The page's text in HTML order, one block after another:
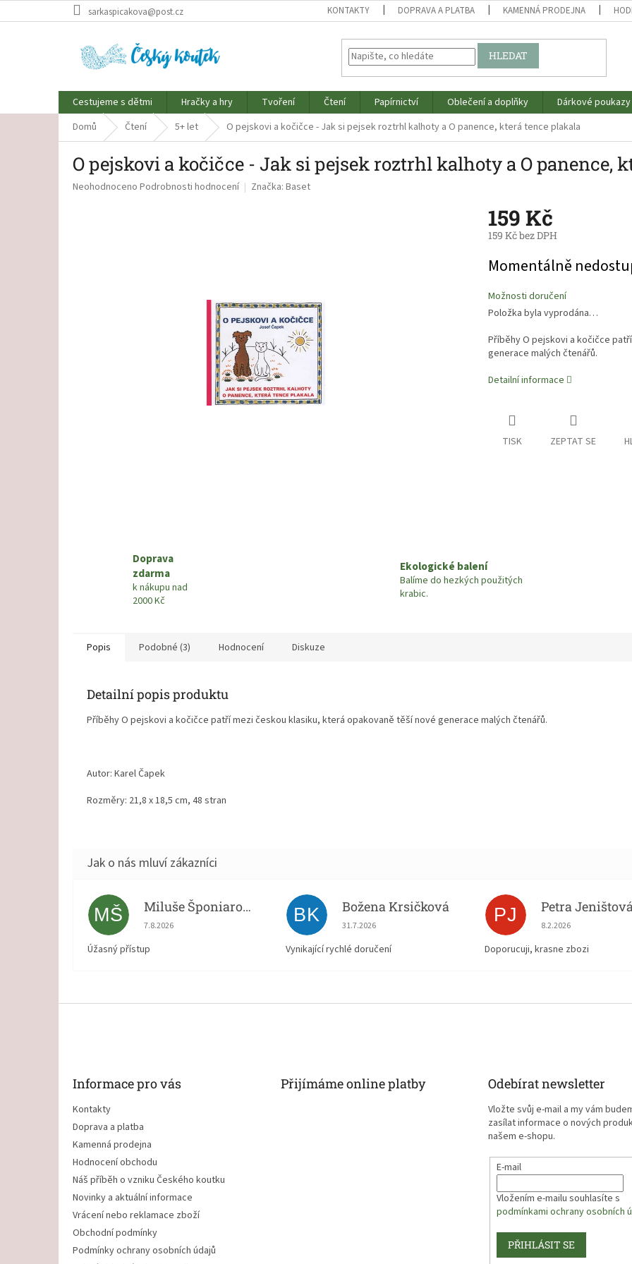
na
sarkaspicakova@post.cz KONTAKTY DOPRAVA A PLATBA KAMENNÁ PRODEJNA
HLEDAT
Cestujeme s dětmi Hračky a hry Tvoření Čtení Papírnictví Oblečení a doplňky Dárkové poukazy
Domů
Čtení 5+ let O pejskovi a kočičce - Jak si pejsek roztrhl kalhoty a O panence, která tence plakala
O pejskovi a kočičce - Jak si pejsek roztrhl kalhoty a O panence,
Průměrné
Neohodnoceno Podrobnosti hodnocení Značka: Baset
159 Kč
159 Kč bez DPH
cena:
Momentálně
Možnosti doručení
Položka byla vyprodána…
Příběhy O pejskovi a kočičce
generace malých čtenářů.
Detailní informace
TISK ZEPTAT SE
Doprava
zdarma
k nákupu nad
2000 Kč
Ekologické balení
Balíme do hezkých použitých
krabic.
Popis Podobné (3) Hodnocení Diskuze
Detailní popis produktu
Příběhy O pejskovi a kočičce patří mezi českou klasiku, která opakovaně těší nové generace malých čtenářů.
Autor: Karel Čapek
Rozměry: 21,8 x 18,5 cm, 48 stran
MŠ Miluše Šponiarová
Hodnocení obchodu je 5 z 5 hvězdiček.
7.8.2026
Úžasný přístup
BK Božena Krsičková
Hodnocení obchodu je 5 z 5 hvězdiček.
31.7.2026
Vynikající rychlé doručení
PJ Petra
Hodnocení obchodu
8.2.2026
Doporucuji, krasne zbozi
Informace pro vás
Kontakty
Doprava a platba
Kamenná prodejna
Hodnocení obchodu
Náš příběh o vzniku Českého koutku
Novinky a aktuální informace
Vrácení nebo reklamace zboží
Obchodní podmínky
Podmínky ochrany osobních údajů
Přijímáme online platby Odebírat newsletter
Vložte svůj e-mail a my vám
zasílat informace o nových
našem e-shopu.
E-mail
Vložením e-mailu souhlasíte s
podmínkami ochrany osobních
PŘIHLÁSIT SE